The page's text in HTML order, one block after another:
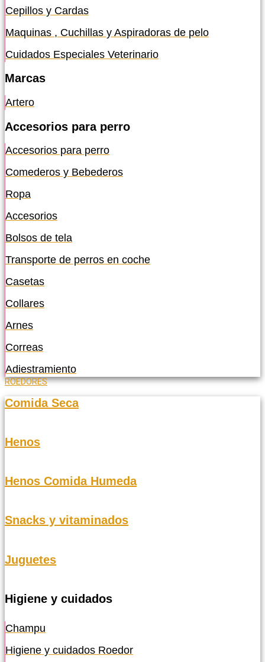
Cepillos y Cardas
Maquinas , Cuchillas y Aspiradoras de pelo
Cuidados Especiales Veterinario
Marcas
Artero
Accesorios para perro
Accesorios para perro
Comederos y Bebederos
Ropa
Accesorios
Bolsos de tela
Transporte de perros en coche
Casetas
Collares
Arnes
Correas
Adiestramiento
ROEDORES
Comida Seca
Henos
Henos Comida Humeda
Snacks y vitaminados
Juguetes
Higiene y cuidados
Champu
Higiene y cuidados Roedor